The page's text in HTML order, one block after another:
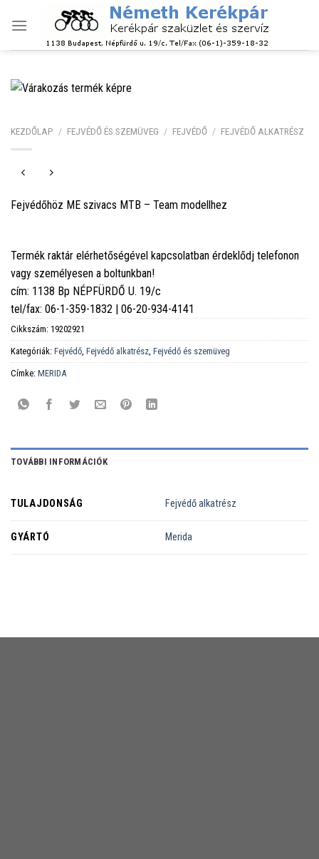
KEZDŐLAP / FEJVÉDŐ ÉS SZEMÜVEG / FEJVÉDŐ / FEJVÉDŐ ALKATRÉSZ
Fejvédőhöz ME szivacs MTB – Team modellhez
Termék raktár elérhetőségével kapcsolatban érdeklődj telefonon
vagy személyesen a boltunkban!
cím: 1138 Bp NÉPFÜRDŐ U. 19/c
tel/fax: 06-1-359-1832 | 06-20-934-4141
Cikkszám: 19202921
Kategóriák: Fejvédő Fejvédő alkatrész Fejvédő és szemüveg
Címke: MERIDA
TOVÁBBI INFORMÁCIÓK
TULAJDONSÁG Fejvédő alkatrész
GYÁRTÓ Merida